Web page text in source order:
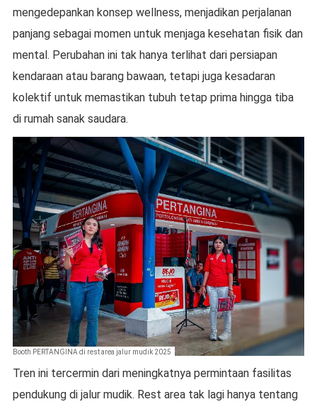
mengedepankan konsep wellness, menjadikan perjalanan
panjang sebagai momen untuk menjaga kesehatan fisik dan
mental. Perubahan ini tak hanya terlihat dari persiapan
kendaraan atau barang bawaan, tetapi juga kesadaran
kolektif untuk memastikan tubuh tetap prima hingga tiba
di rumah sanak saudara.
Booth PERTANGINA di rest area jalur mudik 2025
Tren ini tercermin dari meningkatnya permintaan fasilitas
pendukung di jalur mudik. Rest area tak lagi hanya tentang